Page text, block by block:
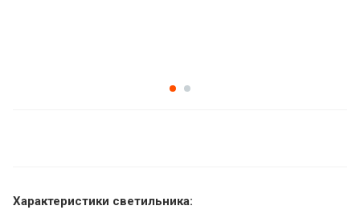
Характеристики светильника: